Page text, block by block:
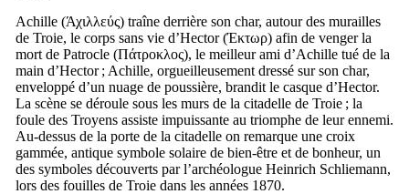
Achille (Άχιλλεύς) traîne derrière son char, autour des murailles
de Troie, le corps sans vie d’Hector (Έκτωρ) afin de venger la
mort de Patrocle (Πάτροκλος), le meilleur ami d’Achille tué de la
main d’Hector ; Achille, orgueilleusement dressé sur son char,
enveloppé d’un nuage de poussière, brandit le casque d’Hector.
La scène se déroule sous les murs de la citadelle de Troie ; la
foule des Troyens assiste impuissante au triomphe de leur ennemi.
Au-dessus de la porte de la citadelle on remarque une croix
gammée, antique symbole solaire de bien-être et de bonheur, un
des symboles découverts par l’archéologue Heinrich Schliemann,
lors des fouilles de Troie dans les années 1870.